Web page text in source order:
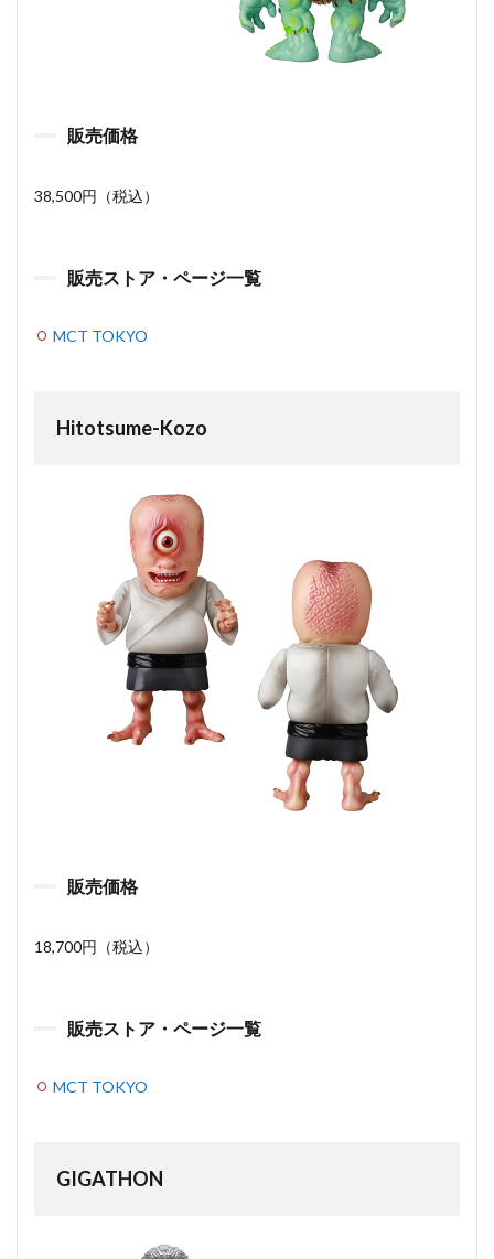
販売価格
38,500円（税込）
販売ストア・ページ一覧
MCT TOKYO
Hitotsume-Kozo
販売価格
18,700円（税込）
販売ストア・ページ一覧
MCT TOKYO
GIGATHON